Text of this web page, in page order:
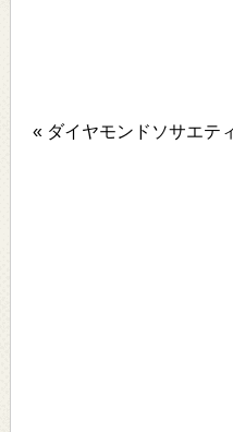
« ダイヤモンドソサエテ